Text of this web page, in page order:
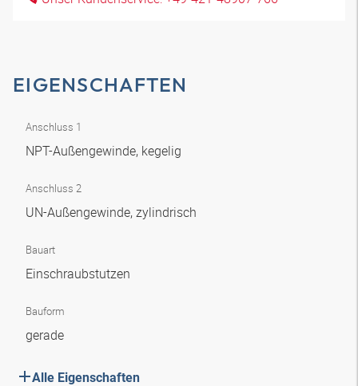
EIGENSCHAFTEN
Anschluss 1
NPT-Außengewinde, kegelig
Anschluss 2
UN-Außengewinde, zylindrisch
Bauart
Einschraubstutzen
Bauform
gerade
Alle Eigenschaften